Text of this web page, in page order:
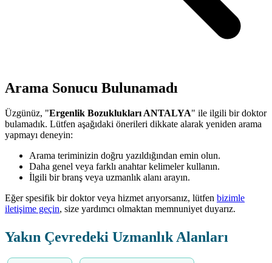
Arama Sonucu Bulunamadı
Üzgünüz, "Ergenlik Bozuklukları ANTALYA" ile ilgili bir doktor
bulamadık. Lütfen aşağıdaki önerileri dikkate alarak yeniden arama
yapmayı deneyin:
Arama teriminizin doğru yazıldığından emin olun.
Daha genel veya farklı anahtar kelimeler kullanın.
İlgili bir branş veya uzmanlık alanı arayın.
Eğer spesifik bir doktor veya hizmet arıyorsanız, lütfen bizimle
iletişime geçin, size yardımcı olmaktan memnuniyet duyarız.
Yakın Çevredeki Uzmanlık Alanları